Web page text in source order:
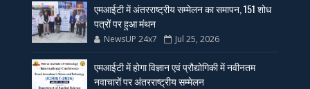
एमआईटी में अंतरराष्ट्रीय सम्मेलन का समापन, 151 शोध
पत्रों पर हुआ मंथन
NewsUP 24x7 Jul 25, 2026
एमआईटी में होगा विज्ञान एवं प्रौद्योगिकी में नवीनतम
नवाचारों पर अंतरराष्ट्रीय सम्मेलन